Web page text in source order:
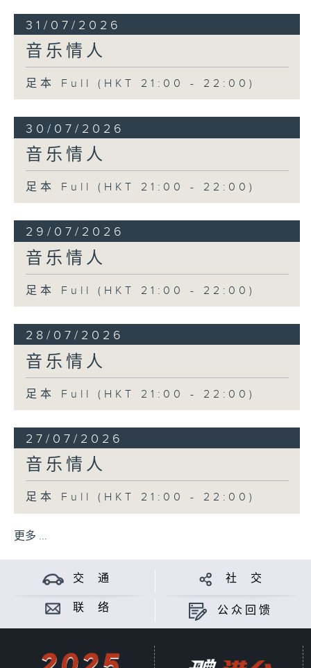
31/07/2026
音乐情人
足本 Full (HKT 21:00 - 22:00)
30/07/2026
音乐情人
足本 Full (HKT 21:00 - 22:00)
29/07/2026
音乐情人
足本 Full (HKT 21:00 - 22:00)
28/07/2026
音乐情人
足本 Full (HKT 21:00 - 22:00)
27/07/2026
音乐情人
足本 Full (HKT 21:00 - 22:00)
更多 ...
交 通 社 交
联 络 公众回馈